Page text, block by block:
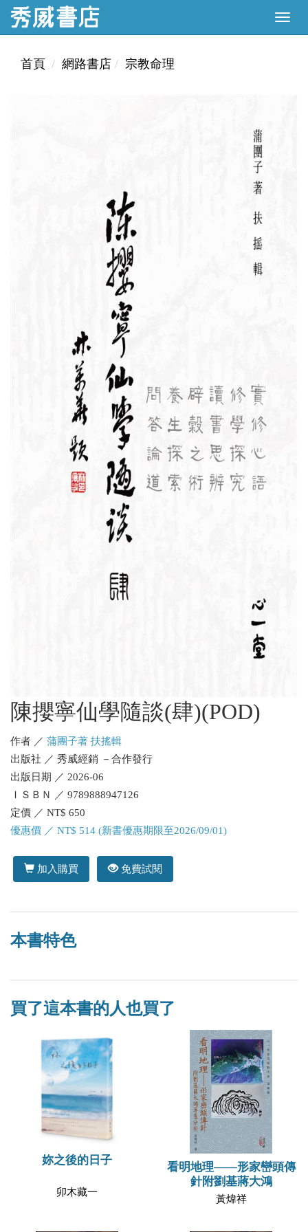
首頁 網路書店 宗教命理
陳攖寧仙學隨談(肆)(POD)
作者 ／ 蒲團子著 扶搖輯
出版社 ／ 秀威經銷 －合作發行
出版日期 ／ 2026-06
ＩＳＢＮ ／ 9789888947126
定價 ／ NT$ 650
優惠價 ／ NT$ 514 (新書優惠期限至2026/09/01)
加入購買 免費試閱
本書特色
買了這本書的人也買了
妳之後的日子
卯木藏一
看明地理——形家巒頭傳
針附劉基蔣大鴻
黃煒祥